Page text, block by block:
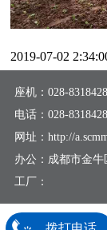
2019-07-02
座机： 028-
电话： 028-
网址：http://
办公：成都市金牛
工厂：